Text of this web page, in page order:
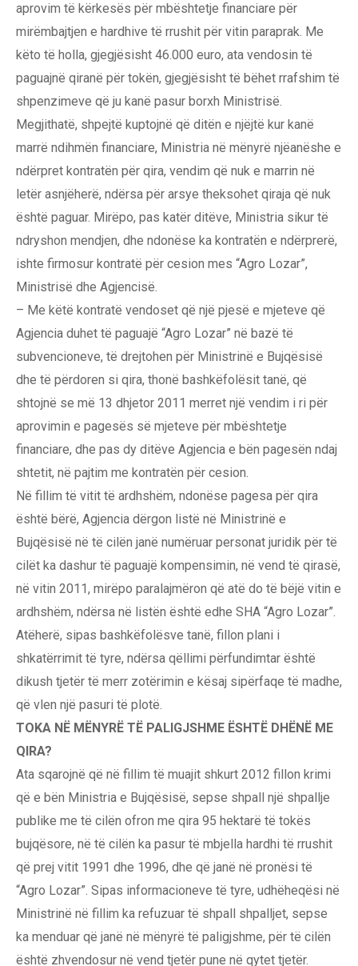
aprovim të kërkesës për mbështetje financiare për
mirëmbajtjen e hardhive të rrushit për vitin paraprak. Me
këto të holla, gjegjësisht 46.000 euro, ata vendosin të
paguajnë qiranë për tokën, gjegjësisht të bëhet rrafshim të
shpenzimeve që ju kanë pasur borxh Ministrisë.
Megjithatë, shpejtë kuptojnë që ditën e njëjtë kur kanë
marrë ndihmën financiare, Ministria në mënyrë njëanëshe e
ndërpret kontratën për qira, vendim që nuk e marrin në
letër asnjëherë, ndërsa për arsye theksohet qiraja që nuk
është paguar. Mirëpo, pas katër ditëve, Ministria sikur të
ndryshon mendjen, dhe ndonëse ka kontratën e ndërprerë,
ishte firmosur kontratë për cesion mes “Agro Lozar”,
Ministrisë dhe Agjencisë.
– Me këtë kontratë vendoset që një pjesë e mjeteve që
Agjencia duhet të paguajë “Agro Lozar” në bazë të
subvencioneve, të drejtohen për Ministrinë e Bujqësisë
dhe të përdoren si qira, thonë bashkëfolësit tanë, që
shtojnë se më 13 dhjetor 2011 merret një vendim i ri për
aprovimin e pagesës së mjeteve për mbështetje
financiare, dhe pas dy ditëve Agjencia e bën pagesën ndaj
shtetit, në pajtim me kontratën për cesion.
Në fillim të vitit të ardhshëm, ndonëse pagesa për qira
është bërë, Agjencia dërgon listë në Ministrinë e
Bujqësisë në të cilën janë numëruar personat juridik për të
cilët ka dashur të paguajë kompensimin, në vend të qirasë,
në vitin 2011, mirëpo paralajmëron që atë do të bëjë vitin e
ardhshëm, ndërsa në listën është edhe SHA “Agro Lozar”.
Atëherë, sipas bashkëfolësve tanë, fillon plani i
shkatërrimit të tyre, ndërsa qëllimi përfundimtar është
dikush tjetër të merr zotërimin e kësaj sipërfaqe të madhe,
që vlen një pasuri të plotë.
TOKA NË MËNYRË TË PALIGJSHME ËSHTË DHËNË ME
QIRA?
Ata sqarojnë që në fillim të muajit shkurt 2012 fillon krimi
që e bën Ministria e Bujqësisë, sepse shpall një shpallje
publike me të cilën ofron me qira 95 hektarë të tokës
bujqësore, në të cilën ka pasur të mbjella hardhi të rrushit
që prej vitit 1991 dhe 1996, dhe që janë në pronësi të
“Agro Lozar”. Sipas informacioneve të tyre, udhëheqësi në
Ministrinë në fillim ka refuzuar të shpall shpalljet, sepse
ka menduar që janë në mënyrë të paligjshme, për të cilën
është zhvendosur në vend tjetër pune në qytet tjetër.